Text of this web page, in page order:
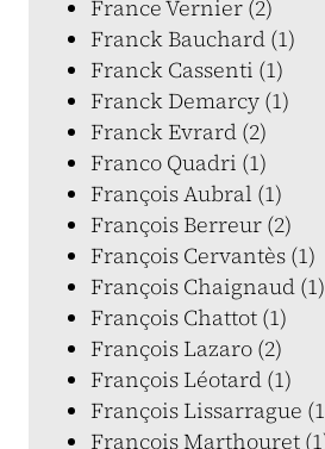
France Vernier (2)
Franck Bauchard (1)
Franck Cassenti (1)
Franck Demarcy (1)
Franck Evrard (2)
Franco Quadri (1)
François Aubral (1)
François Berreur (2)
François Cervantès (1)
François Chaignaud (1)
François Chattot (1)
François Lazaro (2)
François Léotard (1)
François Lissarrague
François Marthouret